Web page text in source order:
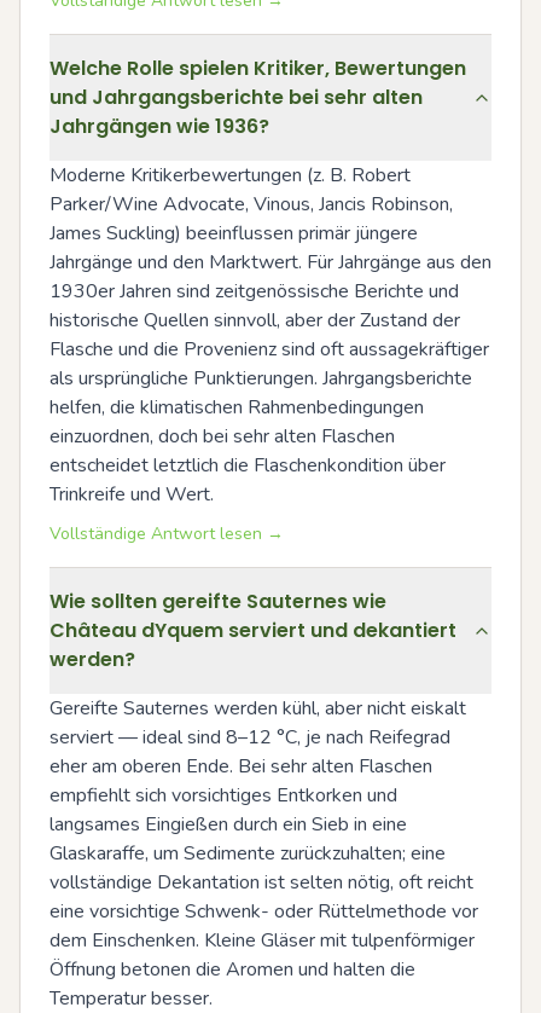
Welche Rolle spielen Kritiker, Bewertungen
und Jahrgangsberichte bei sehr alten
Jahrgängen wie 1936?
Moderne Kritikerbewertungen (z. B. Robert
Parker/Wine Advocate, Vinous, Jancis Robinson,
James Suckling) beeinflussen primär jüngere
Jahrgänge und den Marktwert. Für Jahrgänge aus den
1930er Jahren sind zeitgenössische Berichte und
historische Quellen sinnvoll, aber der Zustand der
Flasche und die Provenienz sind oft aussagekräftiger
als ursprüngliche Punktierungen. Jahrgangsberichte
helfen, die klimatischen Rahmenbedingungen
einzuordnen, doch bei sehr alten Flaschen
entscheidet letztlich die Flaschenkondition über
Trinkreife und Wert.
Vollständige Antwort lesen →
Wie sollten gereifte Sauternes wie
Château dYquem serviert und dekantiert
werden?
Gereifte Sauternes werden kühl, aber nicht eiskalt
serviert — ideal sind 8–12 °C, je nach Reifegrad
eher am oberen Ende. Bei sehr alten Flaschen
empfiehlt sich vorsichtiges Entkorken und
langsames Eingießen durch ein Sieb in eine
Glaskaraffe, um Sedimente zurückzuhalten; eine
vollständige Dekantation ist selten nötig, oft reicht
eine vorsichtige Schwenk- oder Rüttelmethode vor
dem Einschenken. Kleine Gläser mit tulpenförmiger
Öffnung betonen die Aromen und halten die
Temperatur besser.